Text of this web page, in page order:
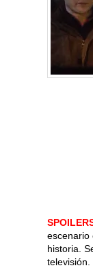
escenario
historia.
televisión.